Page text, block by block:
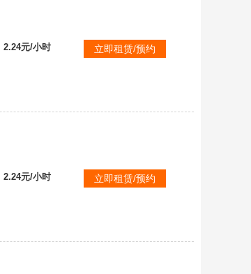
2.24元/小时 立即租赁/预约
2.24元/小时 立即租赁/预约